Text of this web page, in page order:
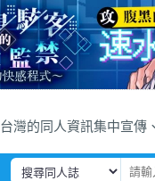
台灣的同人資訊集中宣傳